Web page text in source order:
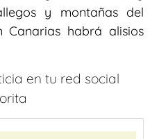
y montañas del
Canarias habrá alisios
en tu red social